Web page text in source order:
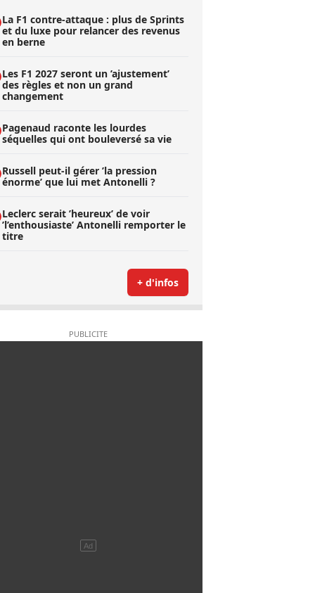
La F1 contre-attaque : plus de Sprints
et du luxe pour relancer des revenus
en berne
Les F1 2027 seront un ’ajustement’
des règles et non un grand
changement
Pagenaud raconte les lourdes
séquelles qui ont bouleversé sa vie
Russell peut-il gérer ’la pression
énorme’ que lui met Antonelli ?
Leclerc serait ’heureux’ de voir
’l’enthousiaste’ Antonelli remporter le
titre
+ d'infos